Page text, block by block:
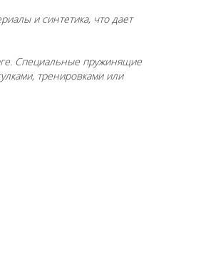
и синтетика, что дает
Специальные пружинящие
тренировками или